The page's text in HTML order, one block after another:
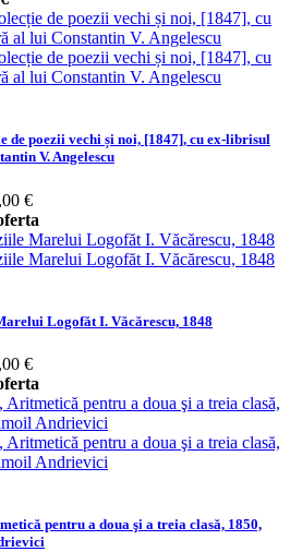
de poezii vechi și noi, [1847], cu ex-librisul
V. Angelescu
€
Logofăt I. Văcărescu, 1848
€
pentru a doua şi a treia clasă, 1850,